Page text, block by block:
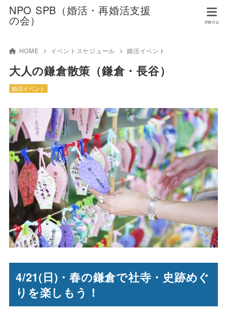
NPO SPB（婚活・再婚活支援
の会）
HOME イベントスケジュール 婚活イベント
大人の鎌倉散策（鎌倉・長谷）
婚活イベント
4/21(日)・春の鎌倉で社寺・史跡めぐ
りを楽しもう！